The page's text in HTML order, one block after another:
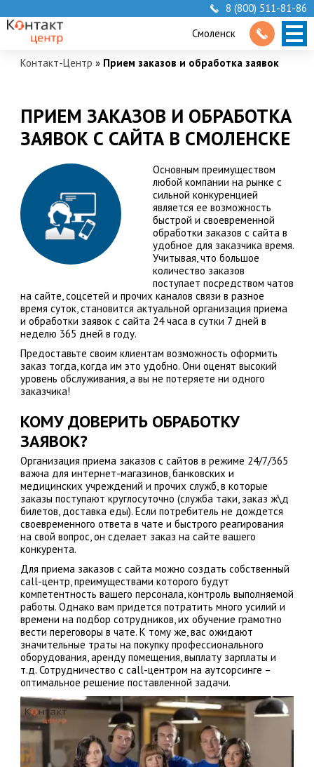
8 (800) 511-81-86
Смоленск
Контакт-Центр » Прием заказов и обработка заявок
ПРИЕМ ЗАКАЗОВ И ОБРАБОТКА
ЗАЯВОК С САЙТА В СМОЛЕНСКЕ
Основным преимуществом
любой компании на рынке с
сильной конкуренцией
является ее возможность
быстрой и своевременной
обработки заказов с сайта в
удобное для заказчика время.
Учитывая, что большое
количество заказов
поступает посредством чатов
на сайте, соцсетей и прочих каналов связи в разное
время суток, становится актуальной организация приема
и обработки заявок с сайта 24 часа в сутки 7 дней в
неделю 365 дней в году.
Предоставьте своим клиентам возможность оформить
заказ тогда, когда им это удобно. Они оценят высокий
уровень обслуживания, а вы не потеряете ни одного
заказчика!
КОМУ ДОВЕРИТЬ ОБРАБОТКУ
ЗАЯВОК?
Организация приема заказов с сайтов в режиме 24/7/365
важна для интернет-магазинов, банковских и
медицинских учреждений и прочих служб, в которые
заказы поступают круглосуточно (служба таки, заказ ж\д
билетов, доставка еды). Если потребитель не дождется
своевременного ответа в чате и быстрого реагирования
на свой вопрос, он сделает заказ на сайте вашего
конкурента.
Для приема заказов с сайта можно создать собственный
call-центр, преимуществами которого будут
компетентность вашего персонала, контроль выполняемой
работы. Однако вам придется потратить много усилий и
времени на подбор сотрудников, их обучение грамотно
вести переговоры в чате. К тому же, вас ожидают
значительные траты на покупку профессионального
оборудования, аренду помещения, выплату зарплаты и
т.д. Сотрудничество с call-центром на аутсорсинге –
оптимальное решение поставленной задачи.